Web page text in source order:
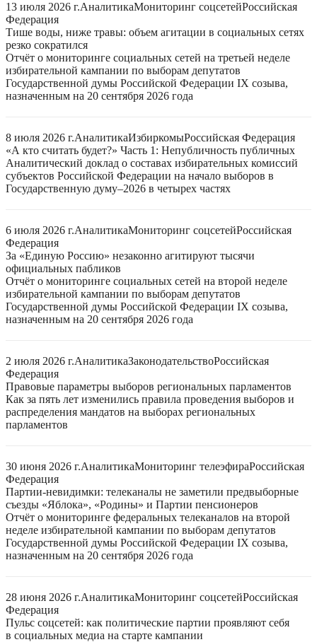
13 июля 2026 г.АналитикаМониторинг соцсетейРоссийская
Федерация
Тише воды, ниже травы: объем агитации в социальных сетях
резко сократился
Отчёт о мониторинге социальных сетей на третьей неделе
избирательной кампании по выборам депутатов
Государственной думы Российской Федерации IX созыва,
назначенным на 20 сентября 2026 года
8 июля 2026 г.АналитикаИзбиркомыРоссийская Федерация
«А кто считать будет?» Часть 1: Непубличность публичных
Аналитический доклад о составах избирательных комиссий
субъектов Российской Федерации на начало выборов в
Государственную думу–2026 в четырех частях
6 июля 2026 г.АналитикаМониторинг соцсетейРоссийская
Федерация
За «Единую Россию» незаконно агитируют тысячи
официальных пабликов
Отчёт о мониторинге социальных сетей на второй неделе
избирательной кампании по выборам депутатов
Государственной думы Российской Федерации IX созыва,
назначенным на 20 сентября 2026 года
2 июля 2026 г.АналитикаЗаконодательствоРоссийская
Федерация
Правовые параметры выборов региональных парламентов
Как за пять лет изменились правила проведения выборов и
распределения мандатов на выборах региональных
парламентов
30 июня 2026 г.АналитикаМониторинг телеэфираРоссийская
Федерация
Партии-невидимки: телеканалы не заметили предвыборные
съезды «Яблока», «Родины» и Партии пенсионеров
Отчёт о мониторинге федеральных телеканалов на второй
неделе избирательной кампании по выборам депутатов
Государственной думы Российской Федерации IX созыва,
назначенным на 20 сентября 2026 года
28 июня 2026 г.АналитикаМониторинг соцсетейРоссийская
Федерация
Пульс соцсетей: как политические партии проявляют себя
в социальных медиа на старте кампании